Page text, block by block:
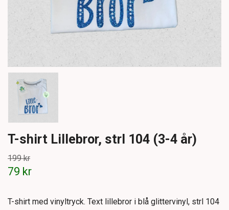
T-shirt Lillebror, strl 104 (3-4 år)
199 kr
79 kr
T-shirt med vinyltryck. Text lillebror i blå glittervinyl, strl 104